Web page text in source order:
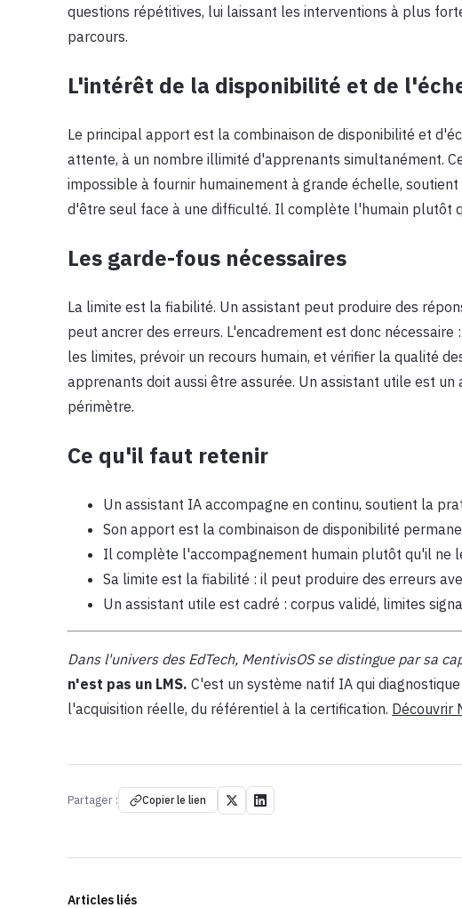
questions répétitives, lui laissant les interventions à plus
parcours.
L'intérêt de la disponibilité et de
Le principal apport est la combinaison de disponibilité et
attente, à un nombre illimité d'apprenants simultanément.
impossible à fournir humainement à grande échelle,
d'être seul face à une difficulté. Il complète l'humain plutôt
Les garde-fous nécessaires
La limite est la fiabilité. Un assistant peut produire des
peut ancrer des erreurs. L'encadrement est donc
les limites, prévoir un recours humain, et vérifier la qualité
apprenants doit aussi être assurée. Un assistant utile est
périmètre.
Ce qu'il faut retenir
Un assistant IA accompagne en continu, soutient la
Son apport est la combinaison de disponibilité
Il complète l'accompagnement humain plutôt qu'il ne
Sa limite est la fiabilité : il peut produire des erreurs
Un assistant utile est cadré : corpus validé, limites
Dans l'univers des EdTech, MentivisOS se distingue par sa
n'est pas un LMS. C'est un système natif IA qui
l'acquisition réelle, du référentiel à la certification. Découvrir
Partager : Copier le lien
Articles liés